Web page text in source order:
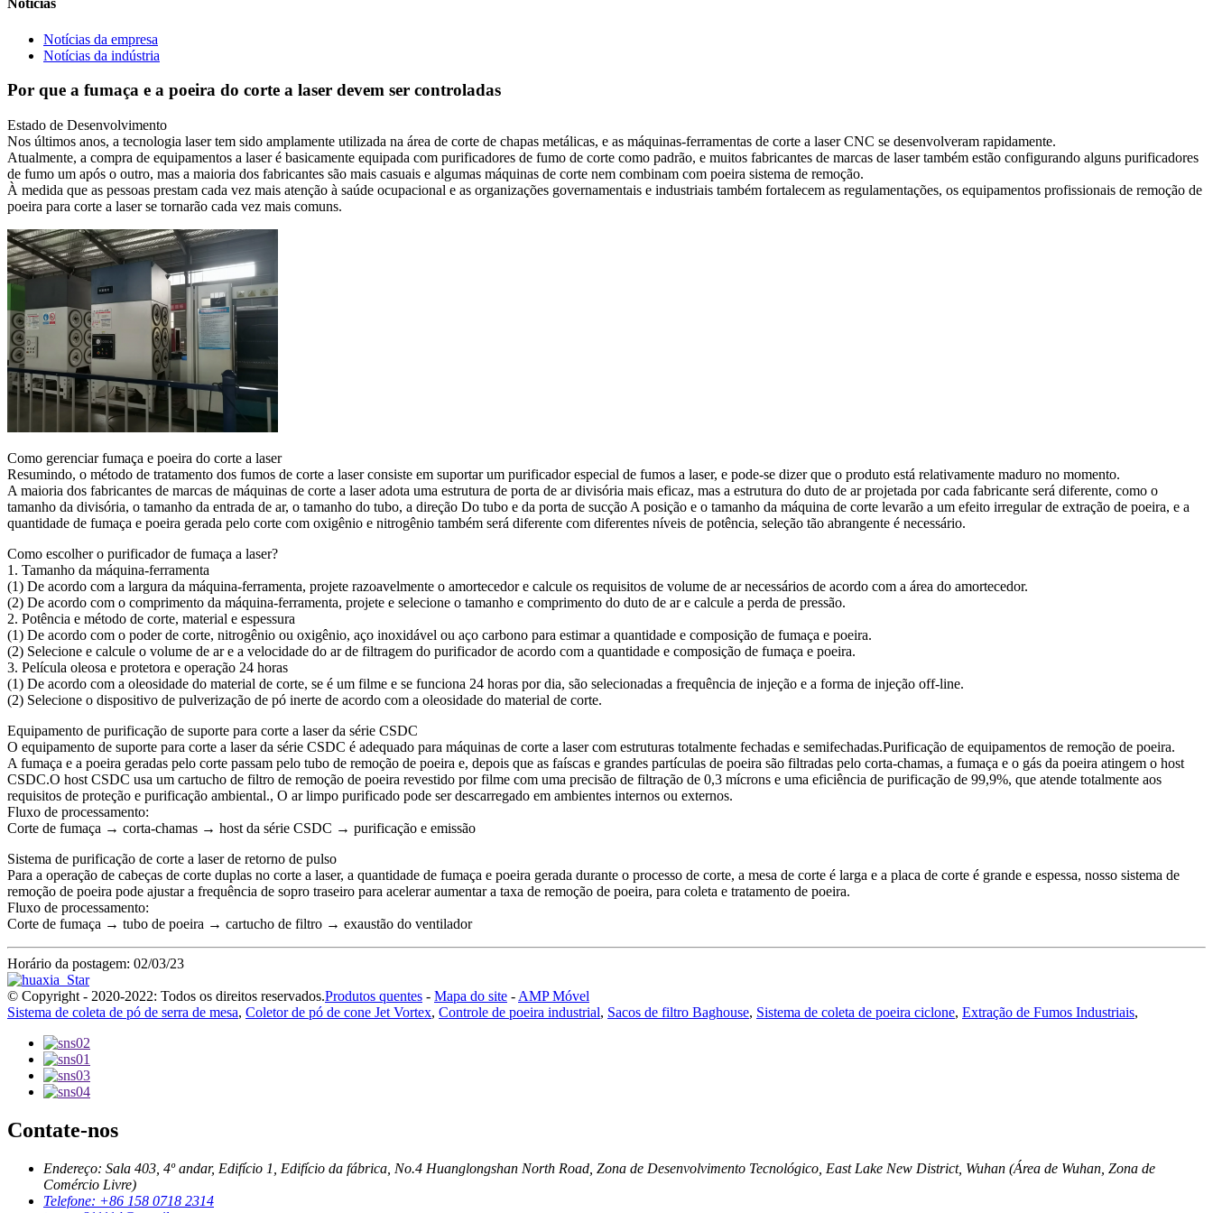
Notícias
Notícias da empresa
Notícias da indústria
Por que a fumaça e a poeira do corte a laser devem ser controladas
Estado de Desenvolvimento
Nos últimos anos, a tecnologia laser tem sido amplamente utilizada na área de corte de chapas metálicas, e as máquinas-ferramentas de corte a laser CNC se desenvolveram rapidamente.
Atualmente, a compra de equipamentos a laser é basicamente equipada com purificadores de fumo de corte como padrão, e muitos fabricantes de marcas de laser também estão configurando alguns purificadores
de fumo um após o outro, mas a maioria dos fabricantes são mais casuais e algumas máquinas de corte nem combinam com poeira sistema de remoção.
À medida que as pessoas prestam cada vez mais atenção à saúde ocupacional e as organizações governamentais e industriais também fortalecem as regulamentações, os equipamentos profissionais de remoção de
poeira para corte a laser se tornarão cada vez mais comuns.
Como gerenciar fumaça e poeira do corte a laser
Resumindo, o método de tratamento dos fumos de corte a laser consiste em suportar um purificador especial de fumos a laser, e pode-se dizer que o produto está relativamente maduro no momento.
A maioria dos fabricantes de marcas de máquinas de corte a laser adota uma estrutura de porta de ar divisória mais eficaz, mas a estrutura do duto de ar projetada por cada fabricante será diferente, como o
tamanho da divisória, o tamanho da entrada de ar, o tamanho do tubo, a direção Do tubo e da porta de sucção A posição e o tamanho da máquina de corte levarão a um efeito irregular de extração de poeira, e a
quantidade de fumaça e poeira gerada pelo corte com oxigênio e nitrogênio também será diferente com diferentes níveis de potência, seleção tão abrangente é necessário.
Como escolher o purificador de fumaça a laser?
1. Tamanho da máquina-ferramenta
(1) De acordo com a largura da máquina-ferramenta, projete razoavelmente o amortecedor e calcule os requisitos de volume de ar necessários de acordo com a área do amortecedor.
(2) De acordo com o comprimento da máquina-ferramenta, projete e selecione o tamanho e comprimento do duto de ar e calcule a perda de pressão.
2. Potência e método de corte, material e espessura
(1) De acordo com o poder de corte, nitrogênio ou oxigênio, aço inoxidável ou aço carbono para estimar a quantidade e composição de fumaça e poeira.
(2) Selecione e calcule o volume de ar e a velocidade do ar de filtragem do purificador de acordo com a quantidade e composição de fumaça e poeira.
3. Película oleosa e protetora e operação 24 horas
(1) De acordo com a oleosidade do material de corte, se é um filme e se funciona 24 horas por dia, são selecionadas a frequência de injeção e a forma de injeção off-line.
(2) Selecione o dispositivo de pulverização de pó inerte de acordo com a oleosidade do material de corte.
Equipamento de purificação de suporte para corte a laser da série CSDC
O equipamento de suporte para corte a laser da série CSDC é adequado para máquinas de corte a laser com estruturas totalmente fechadas e semifechadas.Purificação de equipamentos de remoção de poeira.
A fumaça e a poeira geradas pelo corte passam pelo tubo de remoção de poeira e, depois que as faíscas e grandes partículas de poeira são filtradas pelo corta-chamas, a fumaça e o gás da poeira atingem o host
CSDC.O host CSDC usa um cartucho de filtro de remoção de poeira revestido por filme com uma precisão de filtração de 0,3 mícrons e uma eficiência de purificação de 99,9%, que atende totalmente aos
requisitos de proteção e purificação ambiental., O ar limpo purificado pode ser descarregado em ambientes internos ou externos.
Fluxo de processamento:
Corte de fumaça → corta-chamas → host da série CSDC → purificação e emissão
Sistema de purificação de corte a laser de retorno de pulso
Para a operação de cabeças de corte duplas no corte a laser, a quantidade de fumaça e poeira gerada durante o processo de corte, a mesa de corte é larga e a placa de corte é grande e espessa, nosso sistema de
remoção de poeira pode ajustar a frequência de sopro traseiro para acelerar aumentar a taxa de remoção de poeira, para coleta e tratamento de poeira.
Fluxo de processamento:
Corte de fumaça → tubo de poeira → cartucho de filtro → exaustão do ventilador
Horário da postagem: 02/03/23
© Copyright - 2020-2022: Todos os direitos reservados.Produtos quentes - Mapa do site - AMP Móvel
Sistema de coleta de pó de serra de mesa, Coletor de pó de cone Jet Vortex, Controle de poeira industrial, Sacos de filtro Baghouse, Sistema de coleta de poeira ciclone, Extração de Fumos Industriais,
Contate-nos
Endereço: Sala 403, 4º andar, Edifício 1, Edifício da fábrica, No.4 Huanglongshan North Road, Zona de Desenvolvimento Tecnológico, East Lake New District, Wuhan (Área de Wuhan, Zona de
Comércio Livre)
Telefone: +86 158 0718 2314